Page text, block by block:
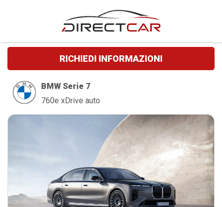
RICHIEDI INFORMAZIONI
BMW Serie 7
760e xDrive auto